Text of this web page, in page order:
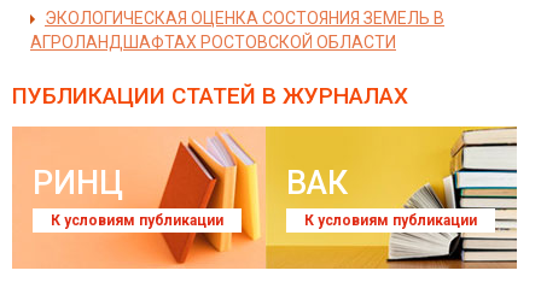
ЭКОЛОГИЧЕСКАЯ ОЦЕНКА СОСТОЯНИЯ ЗЕМЕЛЬ В
АГРОЛАНДШАФТАХ РОСТОВСКОЙ ОБЛАСТИ
ПУБЛИКАЦИИ СТАТЕЙ В ЖУРНАЛАХ
РИНЦ
К условиям публикации
ВАК
К условиям публикации